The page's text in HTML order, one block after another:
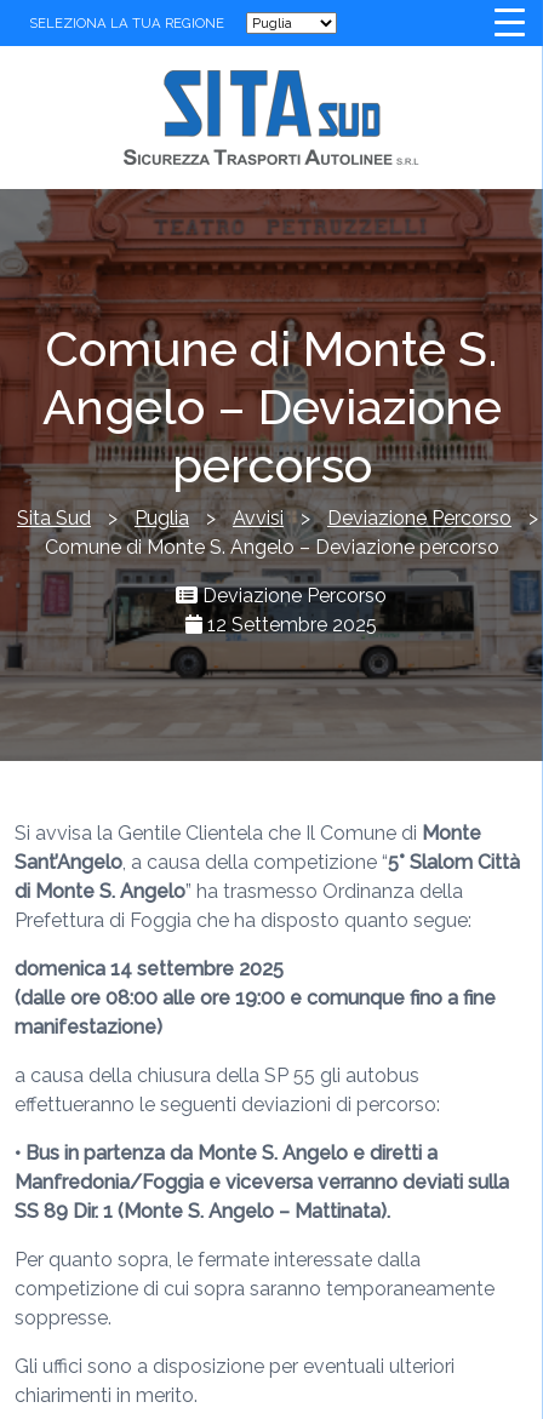
SELEZIONA LA TUA REGIONE
Comune di Monte S.
Angelo – Deviazione
percorso
Sita Sud > Puglia > Avvisi > Deviazione Percorso >
Comune di Monte S. Angelo – Deviazione percorso
Deviazione Percorso
12 Settembre 2025
Si avvisa la Gentile Clientela che Il Comune di Monte
Sant’Angelo, a causa della competizione “5° Slalom Città
di Monte S. Angelo” ha trasmesso Ordinanza della
Prefettura di Foggia che ha disposto quanto segue:
domenica 14 settembre 2025
(dalle ore 08:00 alle ore 19:00 e comunque fino a fine
manifestazione)
a causa della chiusura della SP 55 gli autobus
effettueranno le seguenti deviazioni di percorso:
• Bus in partenza da Monte S. Angelo e diretti a
Manfredonia/Foggia e viceversa verranno deviati sulla
SS 89 Dir. 1 (Monte S. Angelo – Mattinata).
Per quanto sopra, le fermate interessate dalla
competizione di cui sopra saranno temporaneamente
soppresse.
Gli uffici sono a disposizione per eventuali ulteriori
chiarimenti in merito.